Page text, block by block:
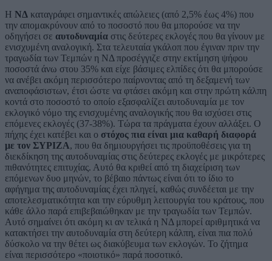
Η ΝΔ καταγράφει σημαντικές απώλειες (από 2,5% έως 4%) που
την απομακρύνουν από το ποσοστό που θα μπορούσε να την
οδηγήσει σε αυτοδυναμία στις δεύτερες εκλογές που θα γίνουν με
ενισχυμένη αναλογική. Στα τελευταία γκάλοπ που έγιναν πριν την
τραγωδία των Τεμπών η ΝΔ προσέγγιζε στην εκτίμηση ψήφου
ποσοστά άνω στου 35% και είχε βάσιμες ελπίδες ότι θα μπορούσε
να ανέβει ακόμη περισσότερο παίρνοντας από τη δεξαμενή των
αναποφάσιστων, έτσι ώστε να φτάσει ακόμη και στην πρώτη κάλπη
κοντά στο ποσοστό το οποίο εξασφαλίζει αυτοδυναμία με τον
εκλογικό νόμο της ενισχυμένης αναλογικής που θα ισχύσει στις
επόμενες εκλογές (37-38%). Τώρα τα πράγματα έχουν αλλάξει. Ο
πήχης έχει κατέβει και ο στόχος πια είναι μια καθαρή διαφορά
με τον ΣΥΡΙΖΑ, που θα δημιουργήσει τις προϋποθέσεις για τη
διεκδίκηση της αυτοδυναμίας στις δεύτερες εκλογές με μικρότερες
πιθανότητες επιτυχίας. Αυτό θα κριθεί από τη διαχείριση των
επόμενων δυο μηνών, το βέβαιο πάντως είναι ότι το ίδιο το
αφήγημα της αυτοδυναμίας έχει πληγεί, καθώς συνδέεται με την
αποτελεσματικότητα και την εύρυθμη λειτουργία του κράτους, που
κάθε άλλο παρά επιβεβαιώθηκαν με την τραγωδία των Τεμπών.
Αυτό σημαίνει ότι ακόμη κι αν τελικά η ΝΔ μπορεί αριθμητικά να
κατακτήσει την αυτοδυναμία στη δεύτερη κάλπη, είναι πια πολύ
δύσκολο να την θέτει ως διακύβευμα των εκλογών. Το ζήτημα
είναι περισσότερο «ποιοτικό» παρά ποσοτικό.